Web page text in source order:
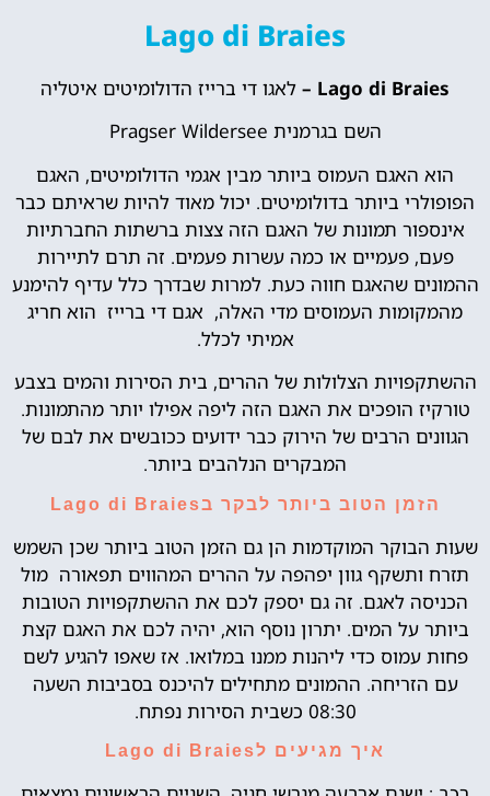
Lago di Braies
Lago di Braies –
לאגו די ברייז הדולומיטים איטליה
השם בגרמנית Pragser Wildersee
הוא האגם העמוס ביותר מבין אגמי הדולומיטים, האגם
הפופולרי ביותר בדולומיטים. יכול מאוד להיות שראיתם כבר
אינספור תמונות של האגם הזה צצות ברשתות החברתיות
פעם, פעמיים או כמה עשרות פעמים. זה תרם לתיירות
ההמונים שהאגם ​​חווה כעת. למרות שבדרך כלל עדיף להימנע
מהמקומות העמוסים מדי האלה, אגם די ברייז הוא חריג
אמיתי לכלל.
ההשתקפויות הצלולות של ההרים, בית הסירות והמים בצבע
טורקיז הופכים את האגם הזה ליפה אפילו יותר מהתמונות.
הגוונים הרבים של הירוק כבר ידועים ככובשים את לבם של
המבקרים הנלהבים ביותר.
הזמן הטוב ביותר לבקר בLago di Braies
שעות הבוקר המוקדמות הן גם הזמן הטוב ביותר שכן השמש
תזרח ותשקף גוון יפהפה על ההרים המהווים תפאורה מול
הכניסה לאגם. זה גם יספק לכם את ההשתקפויות הטובות
ביותר על המים. יתרון נוסף הוא, יהיה לכם את האגם קצת
פחות עמוס כדי ליהנות ממנו במלואו. אז שאפו להגיע לשם
עם הזריחה. ההמונים מתחילים להיכנס בסביבות השעה
08:30 כשבית הסירות נפתח.
איך מגיעים לLago di Braies